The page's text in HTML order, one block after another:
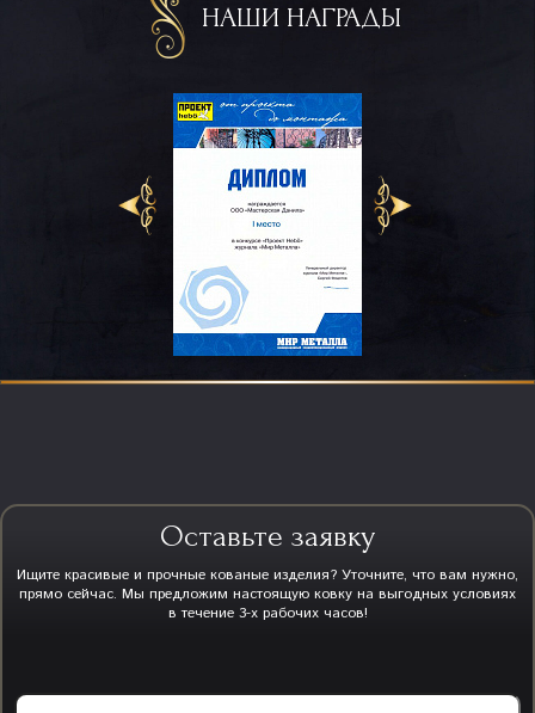
НАШИ НАГРАДЫ
Оставьте заявку
Ищите красивые и прочные кованые изделия? Уточните, что вам нужно,
прямо сейчас. Мы предложим настоящую ковку на выгодных условиях
в течение 3-х рабочих часов!